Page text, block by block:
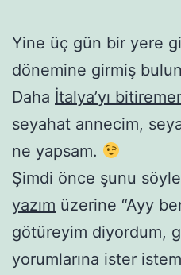
Yine üç gün bir yere
dönemine girmiş
Daha İtalya’yı
seyahat annecim,
ne yapsam.
Şimdi önce şunu
yazım üzerine “Ayy
götüreyim diyordum,
yorumlarına ister